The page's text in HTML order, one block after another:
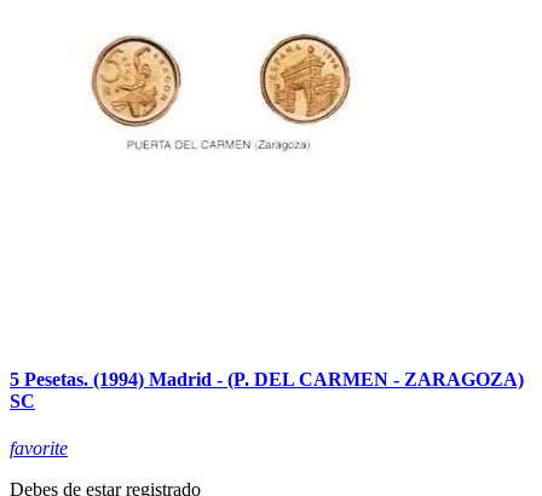
5 Pesetas. (1994) Madrid - (P. DEL CARMEN - ZARAGOZA)
SC
favorite
Debes de estar registrado